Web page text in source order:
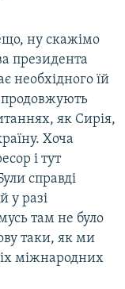
ну скажімо
президента
необхідного їй
продовжують
як Сирія,
Хоча
і тут
справді
у разі
там не було
таки, як ми
міжнародних